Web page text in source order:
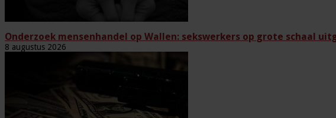
Onderzoek mensenhandel op Wallen: sekswerkers op grote schaal
8 augustus 2026